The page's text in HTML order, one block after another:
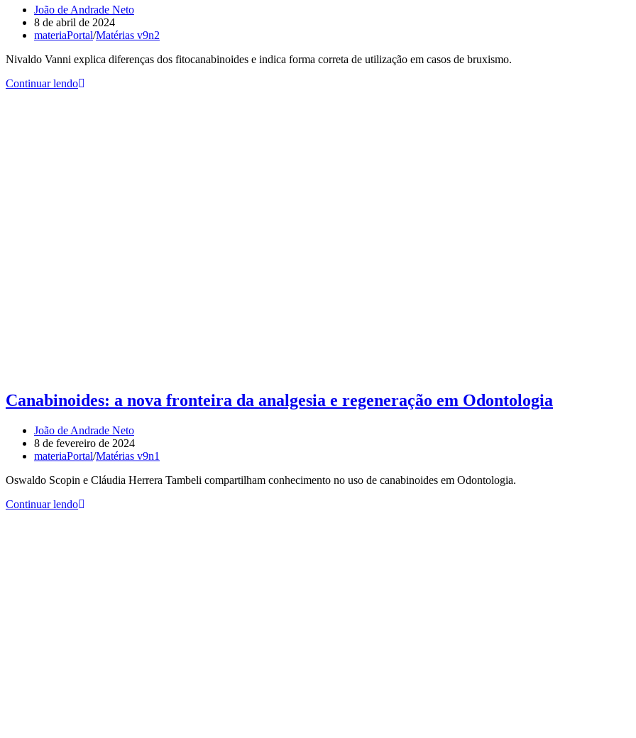
João de Andrade Neto
8 de abril de 2024
materiaPortal/Matérias v9n2
Nivaldo Vanni explica diferenças dos fitocanabinoides e indica forma correta de utilização em casos de bruxismo.
Continuar lendo
Canabinoides: a nova fronteira da analgesia e regeneração em Odontologia
João de Andrade Neto
8 de fevereiro de 2024
materiaPortal/Matérias v9n1
Oswaldo Scopin e Cláudia Herrera Tambeli compartilham conhecimento no uso de canabinoides em Odontologia.
Continuar lendo